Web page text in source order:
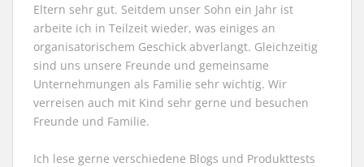
Eltern sehr gut. Seitdem unser Sohn ein Jahr ist
arbeite ich in Teilzeit wieder, was einiges an
organisatorischem Geschick abverlangt. Gleichzeitig
sind uns unsere Freunde und gemeinsame
Unternehmungen als Familie sehr wichtig. Wir
verreisen auch mit Kind sehr gerne und besuchen
Freunde und Familie.
Ich lese gerne verschiedene Blogs und Produkttests